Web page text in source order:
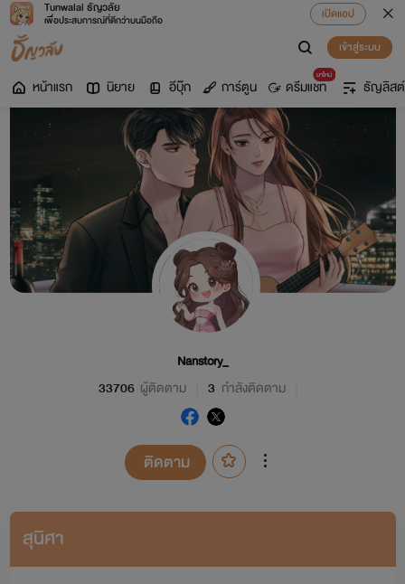
Tunwalai ธัญวลัย
เพื่อประสบการณ์ที่ดีกว่าบนมือถือ
เปิดแอป
เข้าสู่ระบบ
หน้าแรก นิยาย อีบุ๊ก การ์ตูน
มาใหม่
ดรีมแชท ธัญลิสต์
Nanstory_
33706 ผู้ติดตาม 3 กำลังติดตาม
ติดตาม
สุ​นิศา​